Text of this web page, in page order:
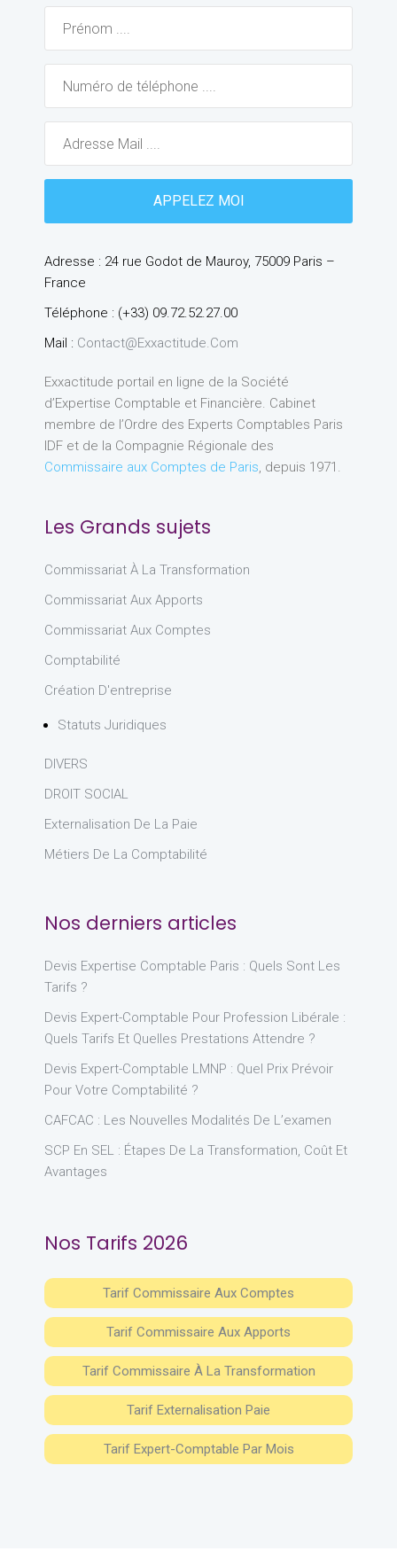
Adresse : 24 rue Godot de Mauroy, 75009 Paris –
France
Téléphone : (+33) 09.72.52.27.00
Mail : Contact@exxactitude.com
Exxactitude portail en ligne de la Société
d’Expertise Comptable et Financière. Cabinet
membre de l’Ordre des Experts Comptables Paris
IDF et de la Compagnie Régionale des
Commissaire aux Comptes de Paris, depuis 1971.
Les Grands sujets
Commissariat À La Transformation
Commissariat Aux Apports
Commissariat Aux Comptes
Comptabilité
Création D'entreprise
Statuts Juridiques
DIVERS
DROIT SOCIAL
Externalisation De La Paie
Métiers De La Comptabilité
Nos derniers articles
Devis Expertise Comptable Paris : Quels Sont Les
Tarifs ?
Devis Expert-Comptable Pour Profession Libérale :
Quels Tarifs Et Quelles Prestations Attendre ?
Devis Expert-Comptable LMNP : Quel Prix Prévoir
Pour Votre Comptabilité ?
CAFCAC : Les Nouvelles Modalités De L’examen
SCP En SEL : Étapes De La Transformation, Coût Et
Avantages
Nos Tarifs 2026
Tarif Commissaire Aux Comptes
Tarif Commissaire Aux Apports
Tarif Commissaire À La Transformation
Tarif Externalisation Paie
Tarif Expert-Comptable Par Mois